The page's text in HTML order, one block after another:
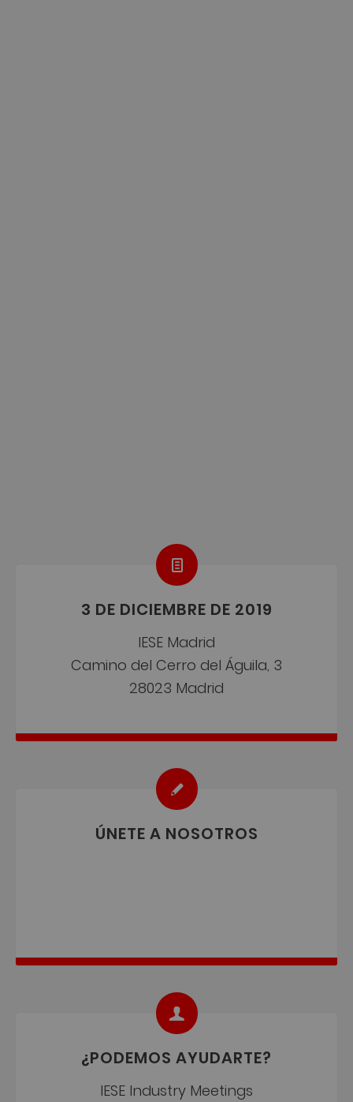
3 DE DICIEMBRE DE 2019
IESE Madrid
Camino del Cerro del Águila, 3
28023 Madrid
ÚNETE A NOSOTROS
¿PODEMOS AYUDARTE?
IESE Industry Meetings